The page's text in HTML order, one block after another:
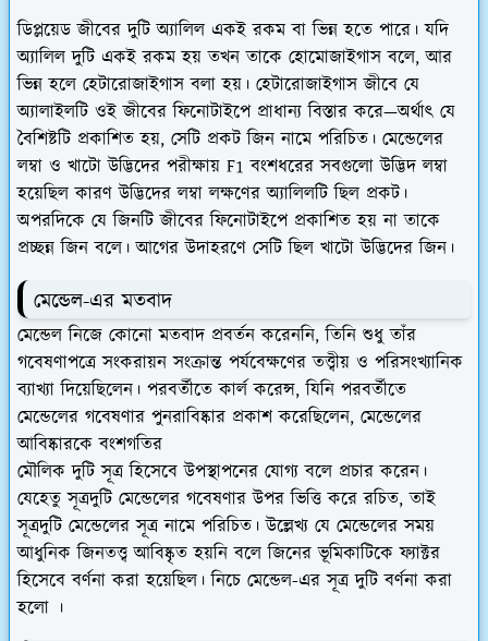
ডিপ্লয়েড জীবের দুটি অ্যালিল একই রকম বা ভিন্ন হতে পারে। যদি
অ্যালিল দুটি একই রকম হয় তখন তাকে হোমোজাইগাস বলে, আর
ভিন্ন হলে হেটারোজাইগাস বলা হয়। হেটারোজাইগাস জীবে যে
অ্যালাইলটি ওই জীবের ফিনোটাইপে প্রাধান্য বিস্তার করে—অর্থাৎ যে
বৈশিষ্টটি প্রকাশিত হয়, সেটি প্রকট জিন নামে পরিচিত। মেন্ডেলের
লম্বা ও খাটো উদ্ভিদের পরীক্ষায় F1 বংশধরের সবগুলো উদ্ভিদ লম্বা
হয়েছিল কারণ উদ্ভিদের লম্বা লক্ষণের অ্যালিলটি ছিল প্রকট।
অপরদিকে যে জিনটি জীবের ফিনোটাইপে প্রকাশিত হয় না তাকে
প্রচ্ছন্ন জিন বলে। আগের উদাহরণে সেটি ছিল খাটো উদ্ভিদের জিন।
মেন্ডেল-এর মতবাদ
মেন্ডেল নিজে কোনো মতবাদ প্রবর্তন করেননি, তিনি শুধু তাঁর
গবেষণাপত্রে সংকরায়ন সংক্রান্ত পর্যবেক্ষণের তত্ত্বীয় ও পরিসংখ্যানিক
ব্যাখ্যা দিয়েছিলেন। পরবর্তীতে কার্ল করেন্স, যিনি পরবর্তীতে
মেন্ডেলের গবেষণার পুনরাবিষ্কার প্রকাশ করেছিলেন, মেন্ডেলের
আবিষ্কারকে বংশগতির
মৌলিক দুটি সূত্র হিসেবে উপস্থাপনের যোগ্য বলে প্রচার করেন।
যেহেতুসূত্রদুটি মেন্ডেলের গবেষণার উপর ভিত্তি করে রচিত, তাই
সূত্রদুটি মেন্ডেলের সূত্র নামে পরিচিত। উল্লেখ্য যে মেন্ডেলের সময়
আধুনিক জিনতত্ত্ব আবিষ্কৃত হয়নি বলে জিনের ভূমিকাটিকে ফ্যাক্টর
হিসেবে বর্ণনা করা হয়েছিল। নিচে মেন্ডেল-এর সূত্র দুটি বর্ণনা করা
হলো ।